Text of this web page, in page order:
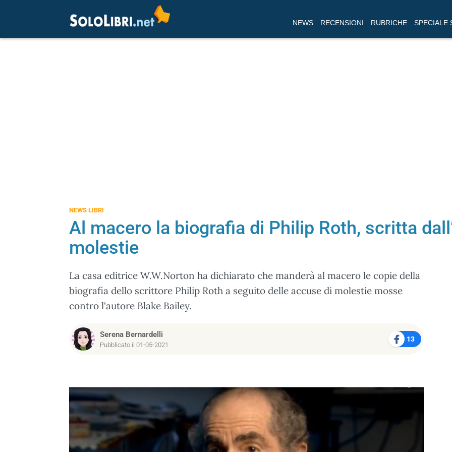
NEWS RECENSIONI RUBRICHE SPECIALE
NEWS LIBRI
Al macero la biografia di Philip Roth, scritta
molestie
La casa editrice W.W.Norton ha dichiarato che manderà al macero le copie della
biografia dello scrittore Philip Roth a seguito delle accuse di molestie mosse
contro l'autore Blake Bailey.
Serena Bernardelli
Pubblicato il 01-05-2021
13